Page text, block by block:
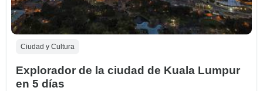
Ciudad y Cultura
Explorador de la ciudad de Kuala Lumpur
en 5 días